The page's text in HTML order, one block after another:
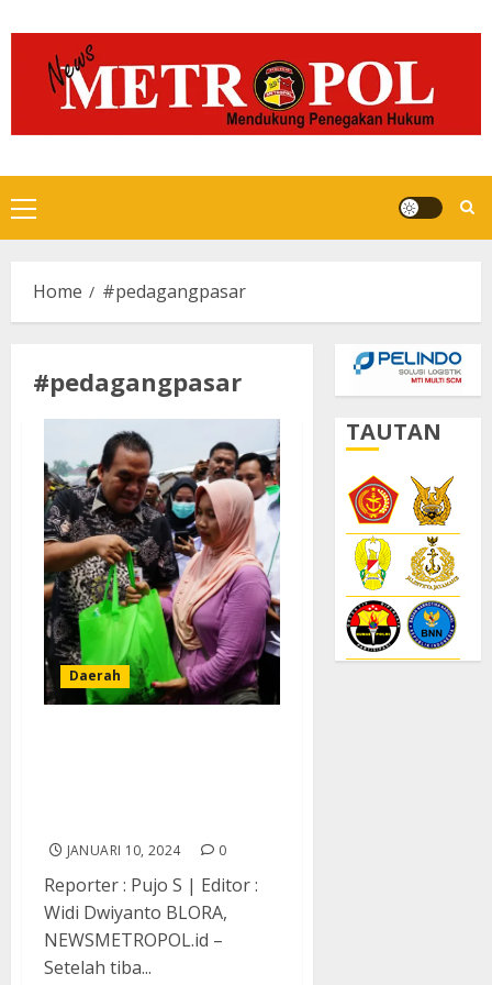
to
content
Primary
Menu
Home #pedagangpasar
#pedagangpasar
Daerah
JANUARI 10, 2024 0
Reporter : Pujo S | Editor :
Widi Dwiyanto BLORA,
NEWSMETROPOL.id –
Setelah tiba...
TAUTAN